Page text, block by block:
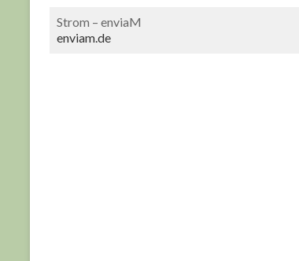
Strom – enviaM
enviam.de
Bleichplan Plötzkau, Bleichplan, 06425 Plötzkau